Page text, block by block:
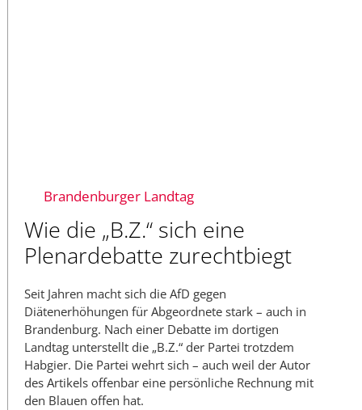
Brandenburger Landtag
Wie die „B.Z.“ sich eine
Plenardebatte zurechtbiegt
Seit Jahren macht sich die AfD gegen
Diätenerhöhungen für Abgeordnete stark – auch in
Brandenburg. Nach einer Debatte im dortigen
Landtag unterstellt die „B.Z.“ der Partei trotzdem
Habgier. Die Partei wehrt sich – auch weil der Autor
des Artikels offenbar eine persönliche Rechnung mit
den Blauen offen hat.